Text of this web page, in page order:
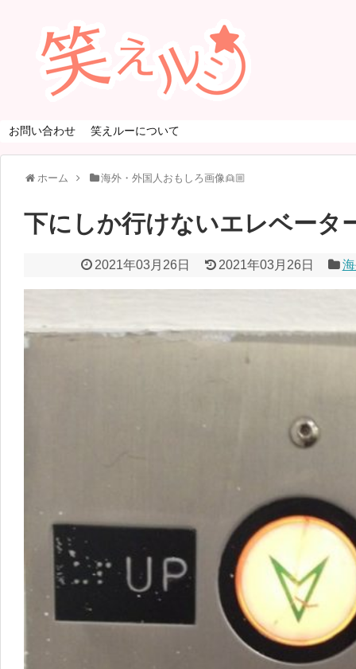
お問い合わせ 笑えルーについて
ホーム 海外・外国人おもしろ画像👱🏼
下にしか行けないエレベータ
2021年03月26日 2021年03月26日